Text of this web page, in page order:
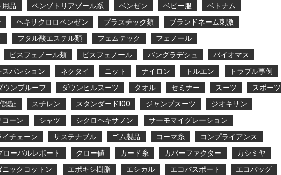
品 ベンゾトリアゾール系 ベンゼン ベビー服
ベトナム
ヘキサクロロベンゼン プラスチック類
ブランドネーム刺激
フタル酸エステル類 フェムテック
フェノール
ビスフェノール類 ビスフェノール バングラデシュ
バイオマス
パンション ネクタイ ニット ナイロン トルエン
トラブル事例
ウンプルーフ ダウンヒルスーツ タオル セミナー スーツ
スポーツ
認証 スチレン スタンダード100 ジャンプスーツ
ジオキサン
コーン シャツ シクロヘキサノン
サーモマイグレーション
チェーン サステナブル ゴム製品 コーマ糸
コンプライアンス
ローバルレポート クロー値 カード糸 カバーファクター
カシミヤ
ニックコットン エポキシ樹脂 エシカル エコパスポート
エコバッグ